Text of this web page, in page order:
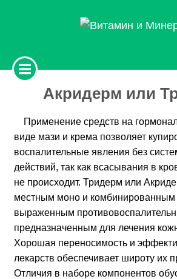
Акридерм или
Применение средств на
виде мази и крема позволяет
воспалительные явления без
действий, так как всасывания в
не происходит. Тридерм или
местным моно и комбинированным
выраженным
предназначенным для лечения
Хорошая переносимость и
лекарств обеспечивает широту их
Отличия в наборе компонентов